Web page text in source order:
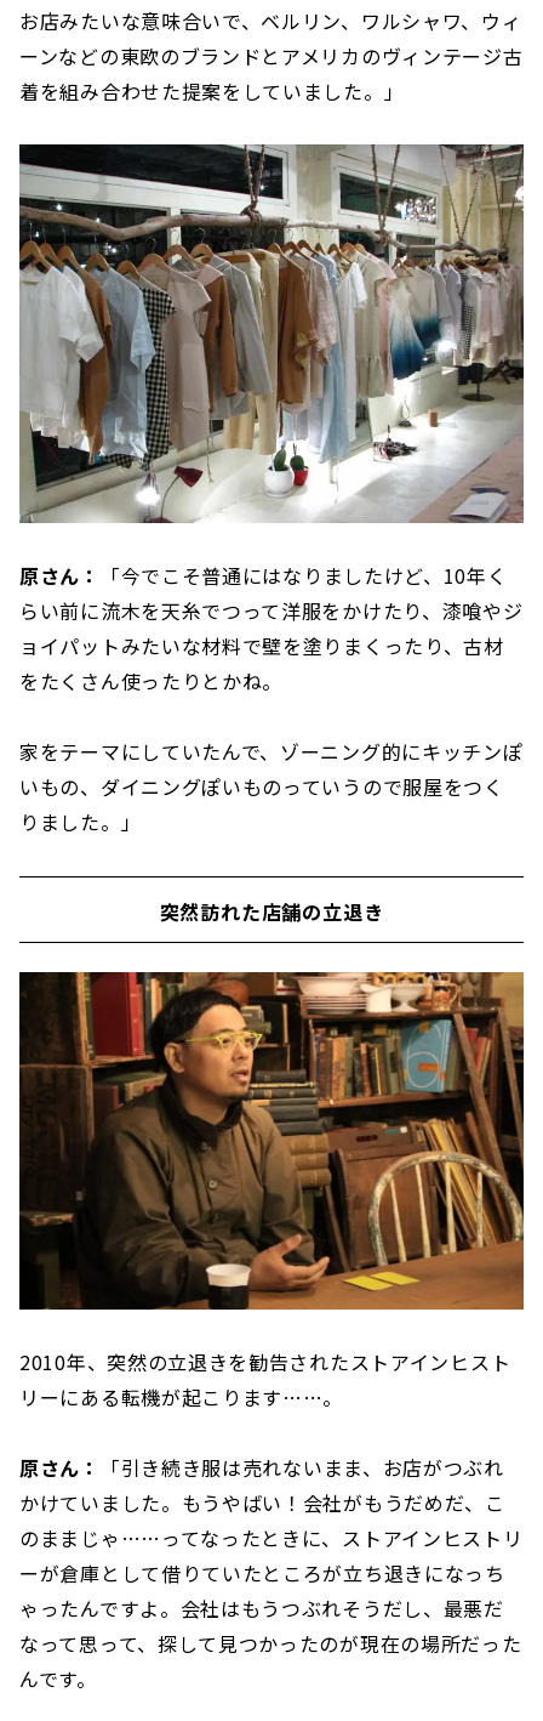
お店みたいな意味合いで、ベルリン、ワルシャワ、ウィ
ーンなどの東欧のブランドとアメリカのヴィンテージ古
着を組み合わせた提案をしていました。」
原さん：
「今でこそ普通にはなりましたけど、10年く
らい前に流木を天糸でつって洋服をかけたり、漆喰やジ
ョイパットみたいな材料で壁を塗りまくったり、古材
をたくさん使ったりとかね。
家をテーマにしていたんで、ゾーニング的にキッチンぽ
いもの、ダイニングぽいものっていうので服屋をつく
りました。」
突然訪れた店舗の立退き
2010年、突然の立退きを勧告されたストアインヒスト
リーにある転機が起こります……。
原さん：
「引き続き服は売れないまま、お店がつぶれ
かけていました。もうやばい！会社がもうだめだ、こ
のままじゃ……ってなったときに、ストアインヒストリ
ーが倉庫として借りていたところが立ち退きになっち
ゃったんですよ。会社はもうつぶれそうだし、最悪だ
なって思って、探して見つかったのが現在の場所だった
んです。